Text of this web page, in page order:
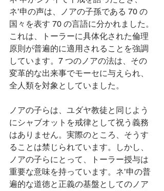
ネ’申の声は、ノアの子孫である 70 の
国々を表す 70 の言語に分かれました。
これは、トーラーに具体化された倫理
原則が普遍的に適用されることを強調
しています。7 つのノアの法は、その
変革的な出来事でモーセに与えられ、
全人類を対象としていました。
ノアの子らは、ユダヤ教徒と同じよう
にシャブオットを戒律として祝う義務
はありません。実際のところ、そうす
ることは禁じられています。しかし、
ノアの子らにとって、トーラー授与は
重要な意味を持っています。ネ’申の普
遍的な道徳と正義の基盤としてのノア